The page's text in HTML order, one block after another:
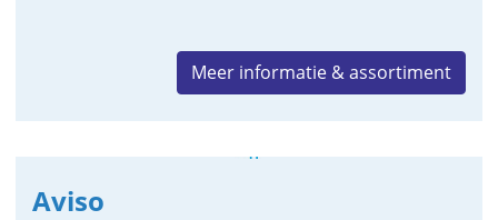
Meer informatie & assortiment
Aviso